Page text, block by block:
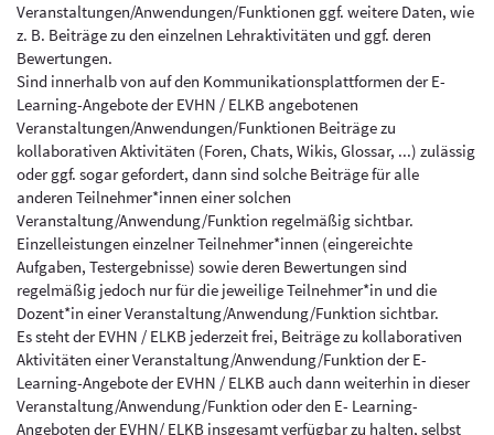
Veranstaltungen/Anwendungen/Funktionen ggf. weitere Daten, wie
z. B. Beiträge zu den einzelnen Lehraktivitäten und ggf. deren
Bewertungen.
Sind innerhalb von auf den Kommunikationsplattformen der E-
Learning-Angebote der EVHN / ELKB angebotenen
Veranstaltungen/Anwendungen/Funktionen Beiträge zu
kollaborativen Aktivitäten (Foren, Chats, Wikis, Glossar, ...) zulässig
oder ggf. sogar gefordert, dann sind solche Beiträge für alle
anderen Teilnehmer*innen einer solchen
Veranstaltung/Anwendung/Funktion regelmäßig sichtbar.
Einzelleistungen einzelner Teilnehmer*innen (eingereichte
Aufgaben, Testergebnisse) sowie deren Bewertungen sind
regelmäßig jedoch nur für die jeweilige Teilnehmer*in und die
Dozent*in einer Veranstaltung/Anwendung/Funktion sichtbar.
Es steht der EVHN / ELKB jederzeit frei, Beiträge zu kollaborativen
Aktivitäten einer Veranstaltung/Anwendung/Funktion der E-
Learning-Angebote der EVHN / ELKB auch dann weiterhin in dieser
Veranstaltung/Anwendung/Funktion oder den E- Learning-
Angeboten der EVHN/ ELKB insgesamt verfügbar zu halten, selbst